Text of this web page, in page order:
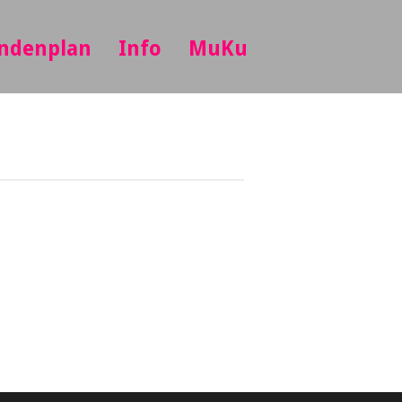
Info MuKu